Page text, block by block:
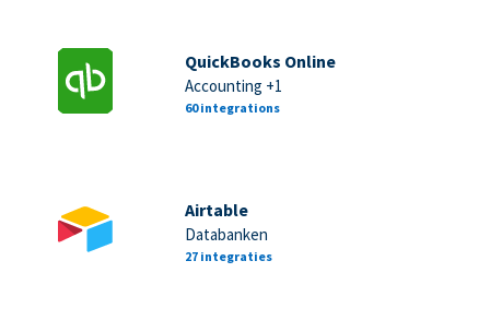
QuickBooks Online
Accounting +1
60 integrations
Airtable
Databanken
27 integraties